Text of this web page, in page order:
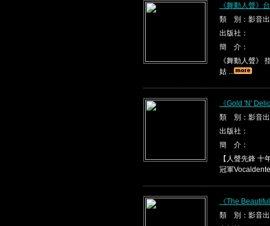
《舞動人聲》
類 別：影音
出版社：
簡 介：
《舞動人聲》
姑 ...
《Gold 'N'
類 別：影音
出版社：
簡 介：
【人聲先鋒
冠軍
《The
類 別：影音